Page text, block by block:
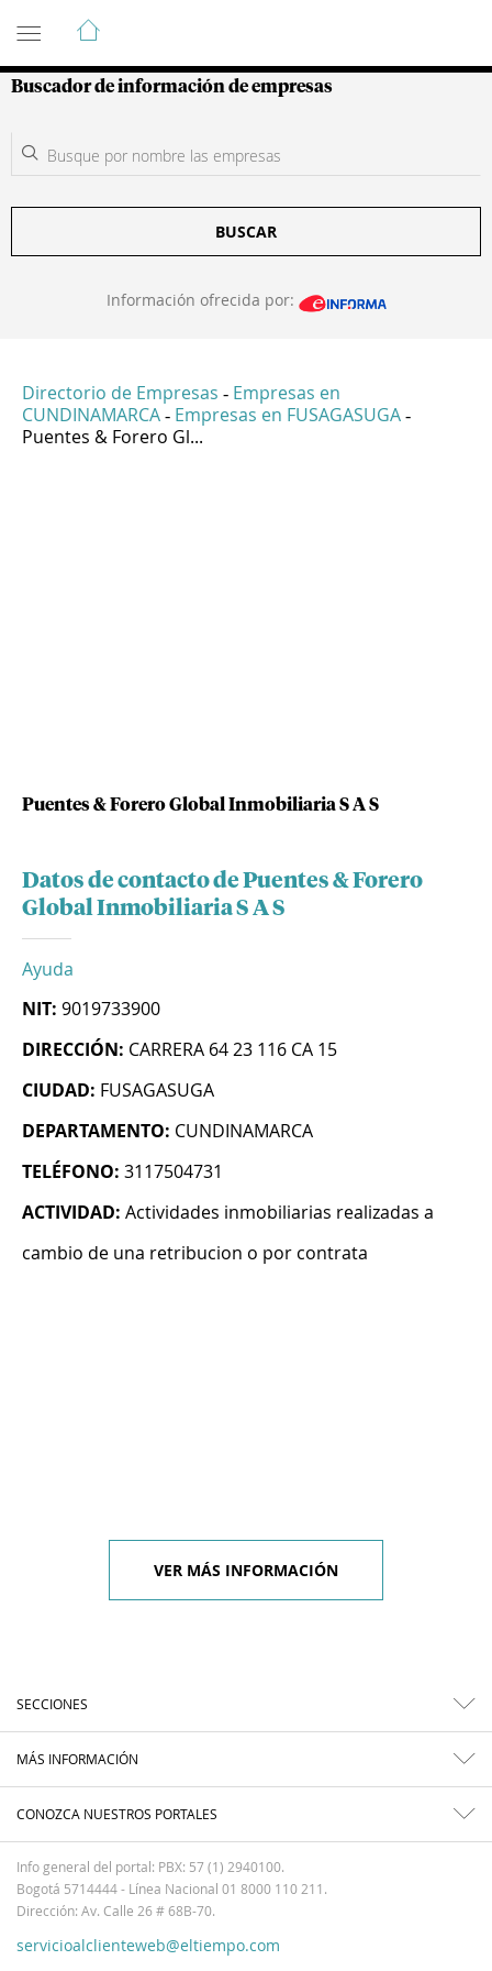
Guía de Empresas Colombianas
Buscador de información de empresas
BUSCAR
Información ofrecida por:
Directorio de Empresas - Empresas en
CUNDINAMARCA - Empresas en FUSAGASUGA -
Puentes & Forero Gl...
Puentes & Forero Global Inmobiliaria S A S
Datos de contacto de Puentes & Forero
Global Inmobiliaria S A S
Ayuda
NIT: 9019733900
DIRECCIÓN: CARRERA 64 23 116 CA 15
CIUDAD: FUSAGASUGA
DEPARTAMENTO: CUNDINAMARCA
TELÉFONO: 3117504731
ACTIVIDAD: Actividades inmobiliarias realizadas a
cambio de una retribucion o por contrata
VER MÁS INFORMACIÓN
SECCIONES
MÁS INFORMACIÓN
CONOZCA NUESTROS PORTALES
Info general del portal: PBX: 57 (1) 2940100.
Bogotá 5714444 - Línea Nacional 01 8000 110 211.
Dirección: Av. Calle 26 # 68B-70.
servicioalclienteweb@eltiempo.com